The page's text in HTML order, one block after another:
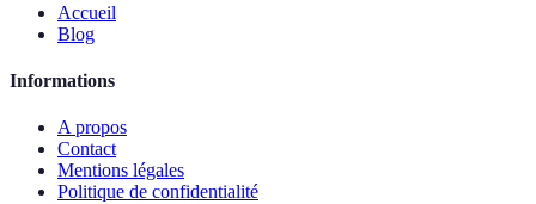
Accueil
Blog
Informations
A propos
Contact
Mentions légales
Politique de confidentialité